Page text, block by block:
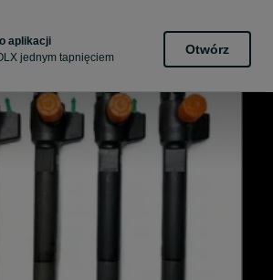
aplikacji
jednym tapnięciem
Otwórz